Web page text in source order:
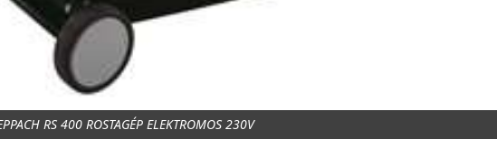
RS 400 ROSTAGÉP ELEKTROMOS 230V